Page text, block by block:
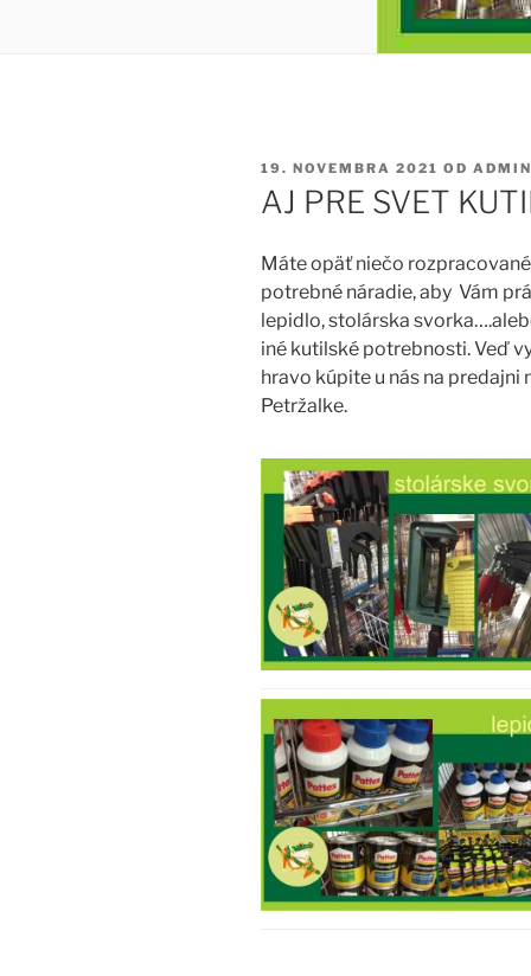
PUBLIKOVANÉ
19. NOVEMBRA 2021 OD
AJ PRE SVET
Máte opäť niečo
potrebné náradie, aby Vám
lepidlo, stolárska
iné kutilské potrebnosti. Veď
hravo kúpite u nás na
Petržalke.